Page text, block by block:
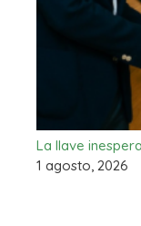
La llave
1 agosto, 2026